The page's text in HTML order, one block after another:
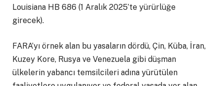
Louisiana HB 686 (1 Aralık 2025’te yürürlüğe
girecek).
FARA’yı örnek alan bu yasaların dördü, Çin, Küba, İran,
Kuzey Kore, Rusya ve Venezuela gibi düşman
ülkelerin yabancı temsilcileri adına yürütülen